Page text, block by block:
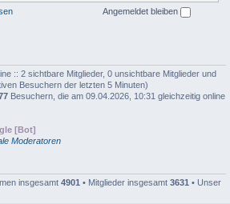
Angemeldet bleiben
:: 2 sichtbare Mitglieder, 0 unsichtbare Mitglieder und
Besuchern der letzten 5 Minuten)
Besuchern, die am 09.04.2026, 10:31 gleichzeitig online
[Bot]
Moderatoren
insgesamt 4901 • Mitglieder insgesamt 3631 • Unser